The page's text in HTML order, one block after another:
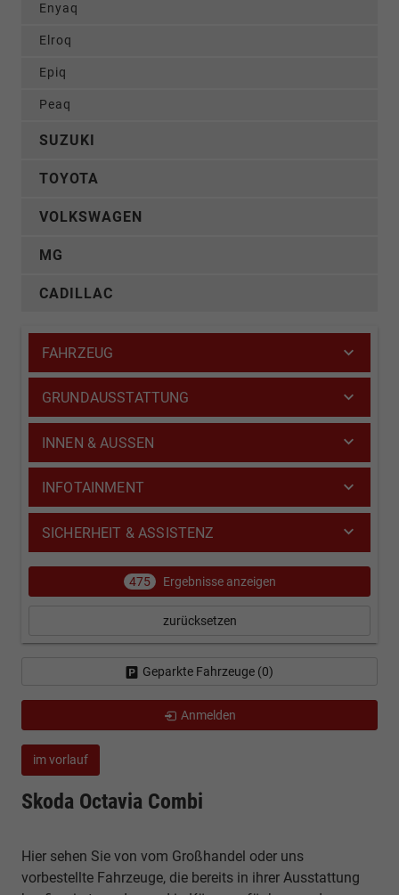
im vorlauf
Skoda Octavia Combi
Hier sehen Sie von vom Großhandel oder uns
vorbestellte Fahrzeuge, die bereits in ihrer Ausstattung
Enyaq
Elroq
Epiq
Peaq
SUZUKI
TOYOTA
VOLKSWAGEN
MG
CADILLAC
FAHRZEUG
GRUNDAUSSTATTUNG
INNEN & AUSSEN
INFOTAINMENT
SICHERHEIT & ASSISTENZ
475 Ergebnisse anzeigen
zurücksetzen
Geparkte Fahrzeuge (0)
Anmelden